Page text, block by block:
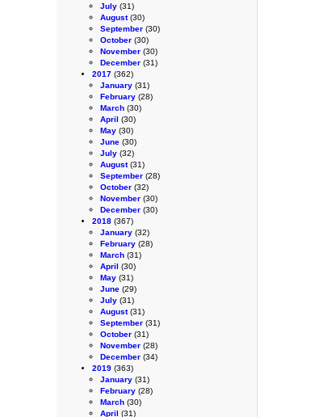
July (31)
August(30)
September (30)
October (30)
November (30)
December (31)
2017 (362)
January (31)
February (28)
March (30)
April (30)
May (30)
June (30)
July (32)
August(31)
September (28)
October (32)
November (30)
December (30)
2018 (367)
January (32)
February (28)
March (31)
April (30)
May (31)
June (29)
July (31)
August(31)
September (31)
October (31)
November (28)
December (34)
2019 (363)
January (31)
February (28)
March (30)
April (31)